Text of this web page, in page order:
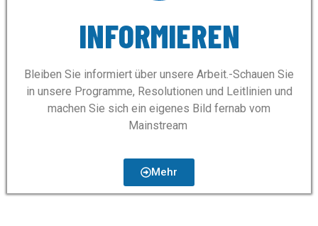
INFORMIEREN
Bleiben Sie informiert über unsere Arbeit.-Schauen Sie
in unsere Programme, Resolutionen und Leitlinien und
machen Sie sich ein eigenes Bild fernab vom
Mainstream
Mehr